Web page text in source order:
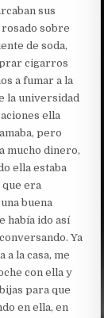
sus
rosado sobre
de soda,
cigarros
a fumar a la
la universidad
ella
pero
mucho dinero,
ella estaba
que era
buena
había ido así
Ya
a la casa, me
con ella y
para que
en ella, en